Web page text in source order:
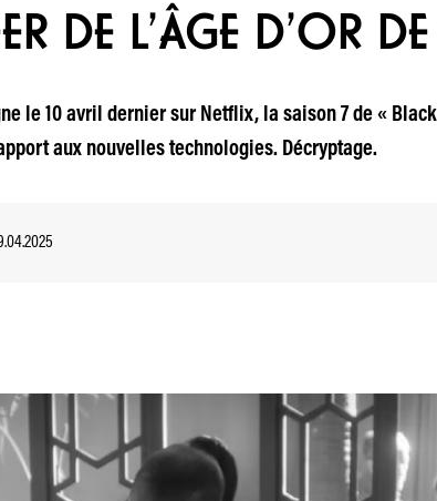
DE L’ÂGE D’OR
le 10 avril dernier sur Netflix, la saison 7 de «
aux nouvelles technologies. Décryptage.